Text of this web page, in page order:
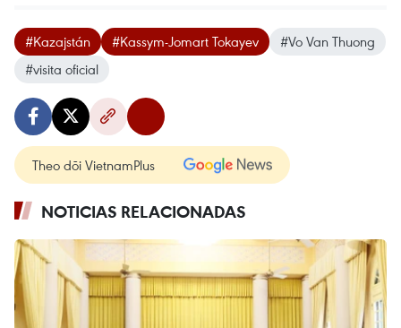
#Kazajstán #Kassym-Jomart Tokayev
#Vo Van Thuong
#visita oficial
Theo dõi VietnamPlus
NOTICIAS RELACIONADAS